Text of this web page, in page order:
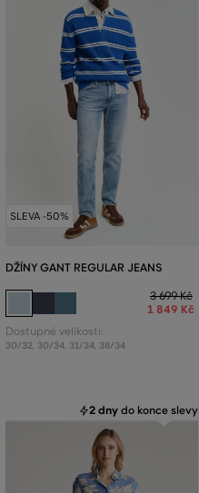
SLEVA -50%
DŽÍNY GANT REGULAR JEANS
3 699 Kč
1 849 Kč
Dostupné velikosti:
30/32, 30/34, 31/34, 38/34
2 dny do konce slevy